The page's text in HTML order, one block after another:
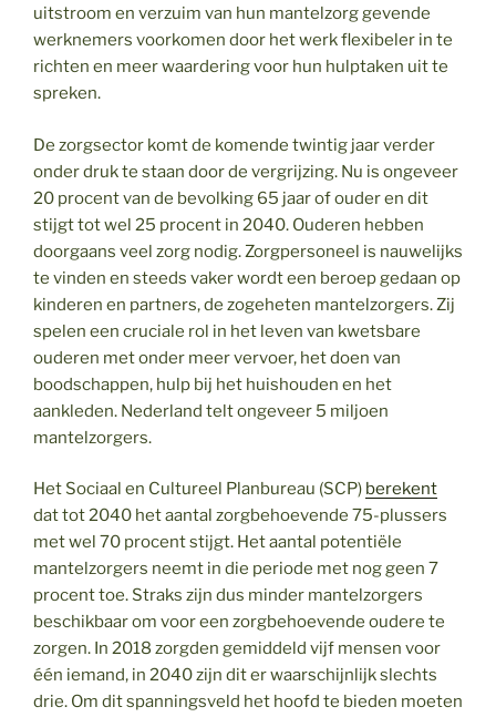
uitstroom en verzuim van hun mantelzorg gevende
werknemers voorkomen door het werk flexibeler in te
richten en meer waardering voor hun hulptaken uit te
spreken.
De zorgsector komt de komende twintig jaar verder
onder druk te staan door de vergrijzing. Nu is ongeveer
20 procent van de bevolking 65 jaar of ouder en dit
stijgt tot wel 25 procent in 2040. Ouderen hebben
doorgaans veel zorg nodig. Zorgpersoneel is nauwelijks
te vinden en steeds vaker wordt een beroep gedaan op
kinderen en partners, de zogeheten mantelzorgers. Zij
spelen een cruciale rol in het leven van kwetsbare
ouderen met onder meer vervoer, het doen van
boodschappen, hulp bij het huishouden en het
aankleden. Nederland telt ongeveer 5 miljoen
mantelzorgers.
Het Sociaal en Cultureel Planbureau (SCP) berekent
dat tot 2040 het aantal zorgbehoevende 75-plussers
met wel 70 procent stijgt. Het aantal potentiële
mantelzorgers neemt in die periode met nog geen 7
procent toe. Straks zijn dus minder mantelzorgers
beschikbaar om voor een zorgbehoevende oudere te
zorgen. In 2018 zorgden gemiddeld vijf mensen voor
één iemand, in 2040 zijn dit er waarschijnlijk slechts
drie. Om dit spanningsveld het hoofd te bieden moeten